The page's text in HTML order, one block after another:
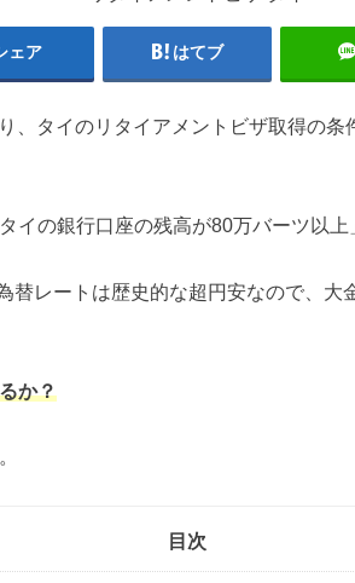
ェア はてブ
、タイのリタイアメントビザ取得の条
イの銀行口座の残高が80万バーツ以上
替レートは歴史的な超円安なので、大
か？
目次